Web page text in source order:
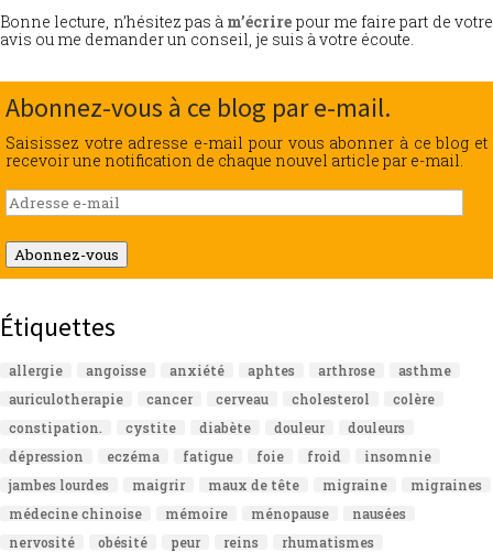
Bonne lecture, n’hésitez pas à m’écrire pour me faire part de votre
avis ou me demander un conseil, je suis à votre écoute.
Abonnez-vous à ce blog par e-mail.
Saisissez votre adresse e-mail pour vous abonner à ce blog et
recevoir une notification de chaque nouvel article par e-mail.
Adresse
e-
mail
Abonnez-vous
Étiquettes
allergie angoisse anxiété aphtes arthrose
asthme
auriculotherapie
cancer cerveau cholesterol
colère
constipation.
cystite diabète douleur
douleurs
dépression
eczéma fatigue foie froid
insomnie
jambes lourdes
maigrir maux de tête migraine
migraines
médecine chinoise
mémoire ménopause
nausées
nervosité
obésité peur reins
rhumatismes